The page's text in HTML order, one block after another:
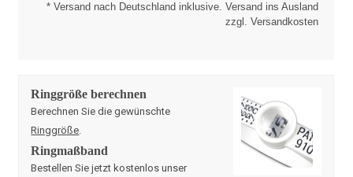
* Versand nach Deutschland inklusive. Versand ins Ausland
zzgl. Versandkosten
Ringgröße berechnen
Berechnen Sie die gewünschte
Ringgröße.
Ringmaßband
Bestellen Sie jetzt kostenlos unser